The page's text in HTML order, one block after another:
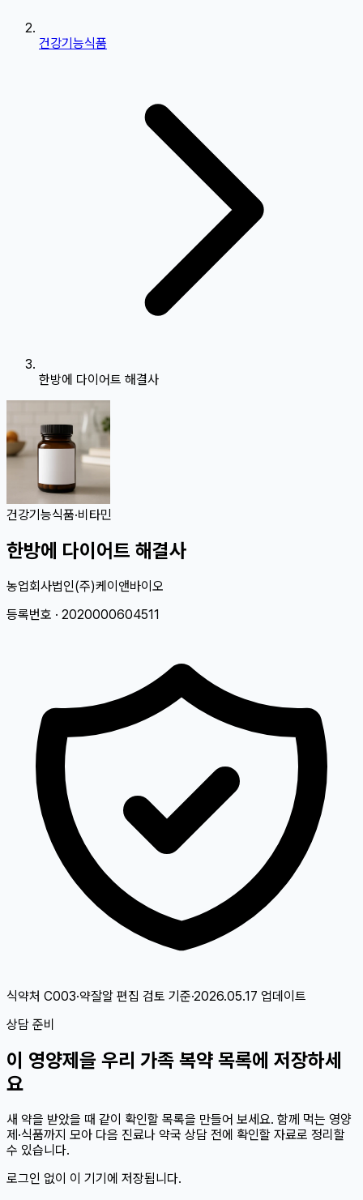
건강기능식품
한방에 다이어트 해결사
건강기능식품·비타민
한방에 다이어트 해결사
농업회사법인(주)케이앤바이오
등록번호 · 2020000604511
식약처 C003·약잘알 편집 검토 기준·2026.05.17 업데이트
상담 준비
이 영양제 을 우리 가족 복약 목록에 저장하세
요
새 약을 받았을 때 같이 확인할 목록을 만들어 보세요. 함께 먹는 영양
제·식품까지 모아 다음 진료나 약국 상담 전에 확인할 자료로 정리할
수 있습니다.
로그인 없이 이 기기에 저장됩니다.